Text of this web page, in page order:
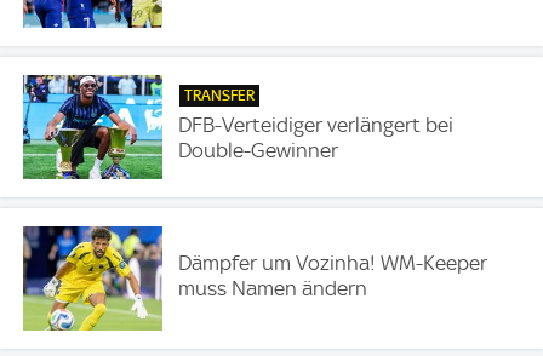
TRANSFER
DFB-Verteidiger verlängert bei
Double-Gewinner
Dämpfer um Vozinha! WM-Keeper
muss Namen ändern